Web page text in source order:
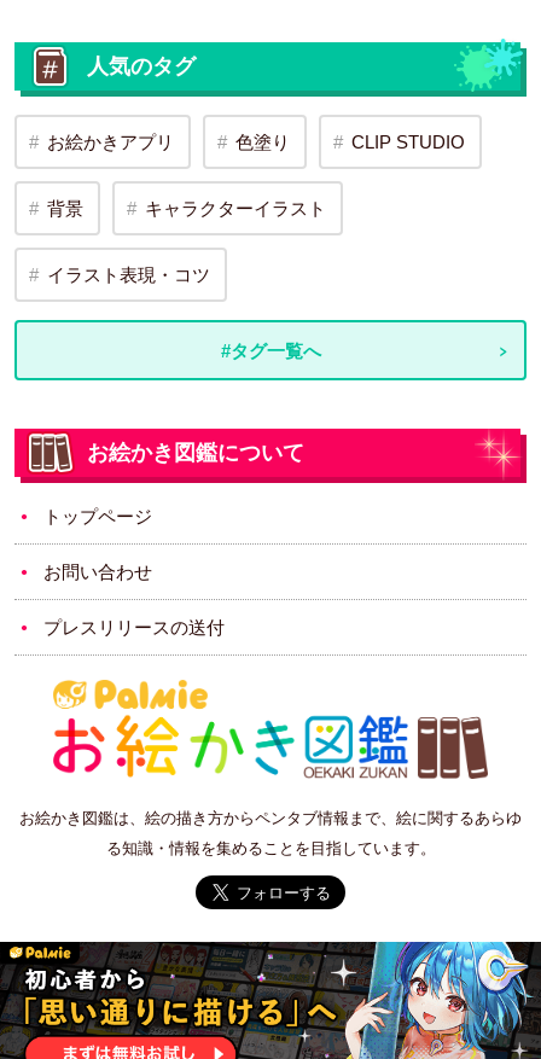
人気のタグ
お絵かきアプリ 色塗り CLIP STUDIO
背景 キャラクターイラスト
イラスト表現・コツ
#タグ一覧へ
お絵かき図鑑について
トップページ
お問い合わせ
プレスリリースの送付
お絵かき図鑑は、絵の描き方からペンタブ情報まで、絵に関するあらゆ
る知識・情報を集めることを目指しています。